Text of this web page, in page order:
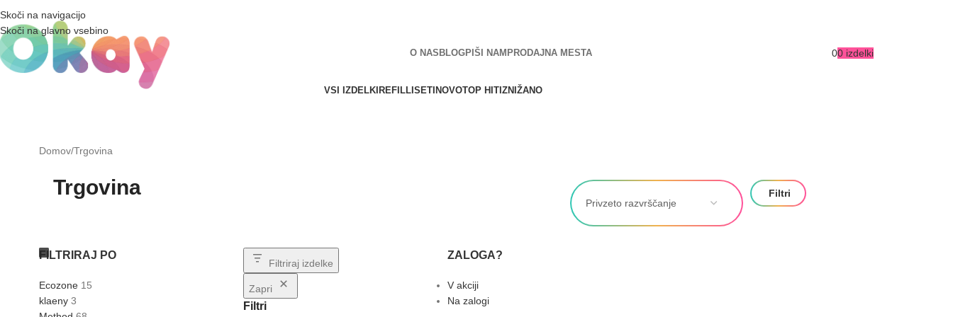
Skoči na navigacijo
Skoči na glavno vsebino
O NASBLOGPIŠI NAMPRODAJNA MESTA 00 izdelki
VSI IZDELKI REFILLI SETI NOVOTOP HITI ZNIŽANO
Domov Trgovina
Trgovina Filtri
FILTRIRAJ PO
Ecozone 15
klaeny 3
Filtriraj izdelke
Zapri
Filtri
ZALOGA?
V akciji
Na zalogi